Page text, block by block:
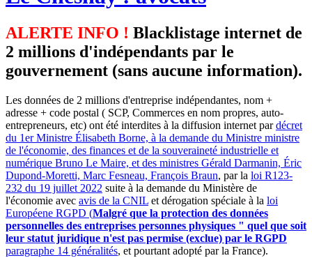
ALERTE INFO ! Blacklistage internet de
2 millions d'indépendants par le
gouvernement (sans aucune information).
Les données de 2 millions d'entreprise indépendantes, nom +
adresse + code postal ( SCP, Commerces en nom propres, auto-
entrepreneurs, etc) ont été interdites à la diffusion internet pardécret
du 1er Ministre Élisabeth Borne, à la demande du Ministre ministre
de l'économie, des finances et de la souveraineté industrielle et
numérique Bruno Le Maire, et des ministres Gérald Darmanin, Éric
Dupond-Moretti, Marc Fesneau, François Braun, par la loi R123-
232 du 19 juillet 2022 suite à la demande du Ministère de
l'économie avec avis de la CNIL et dérogation spéciale à la loi
Européene RGPD (Malgré que la protection des données
personnelles des entreprises personnes physiques " quel que soit
leur statut juridique n'est pas permise (exclue) par le RGPD
paragraphe 14 généralités, et pourtant adopté par la France).